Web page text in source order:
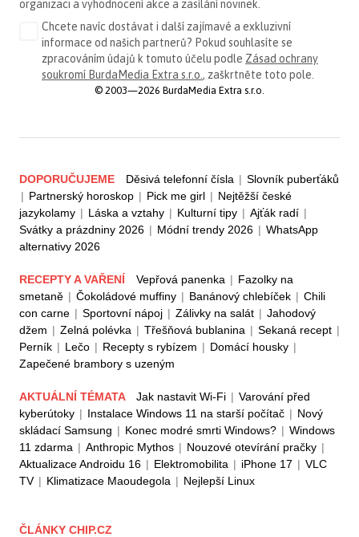
organizaci a vyhodnocení akce a zasílání novinek.
Chcete navíc dostávat i další zajímavé a exkluzivní
informace od našich partnerů? Pokud souhlasíte se
zpracováním údajů k tomuto účelu podle Zásad ochrany
soukromí BurdaMedia Extra s.r.o. , zaškrtněte toto pole.
© 2003—2026 BurdaMedia Extra s.r.o.
DOPORUČUJEME Děsivá telefonní čísla | Slovník puberťáků
| Partnerský horoskop | Pick me girl | Nejtěžší české
jazykolamy | Láska a vztahy | Kulturní tipy | Ajťák radí |
Svátky a prázdniny 2026 | Módní trendy 2026 | WhatsApp
alternativy 2026
RECEPTY A VAŘENÍ Vepřová panenka | Fazolky na
smetaně | Čokoládové muffiny | Banánový chlebíček | Chili
con carne | Sportovní nápoj | Zálivky na salát | Jahodový
džem | Zelná polévka | Třešňová bublanina | Sekaná recept |
Perník | Lečo | Recepty s rybízem | Domácí housky |
Zapečené brambory s uzeným
AKTUÁLNÍ TÉMATA Jak nastavit Wi-Fi | Varování před
kyberútoky | Instalace Windows 11 na starší počítač | Nový
skládací Samsung | Konec modré smrti Windows? | Windows
11 zdarma | Anthropic Mythos | Nouzové otevírání pračky |
Aktualizace Androidu 16 | Elektromobilita | iPhone 17 | VLC
TV | Klimatizace Maoudegola | Nejlepší Linux
ČLÁNKY CHIP.CZ